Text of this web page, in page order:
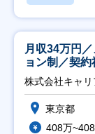
月収34万円
ョン制／契
株式会社キャ
東京都
408万